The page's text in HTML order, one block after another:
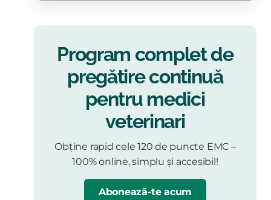
Program complet de
pregătire continuă
pentru medici
veterinari
Obține rapid cele 120 de puncte EMC –
100% online, simplu și accesibil!
Abonează-te acum